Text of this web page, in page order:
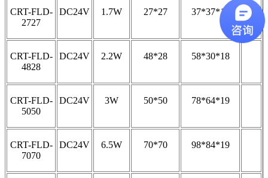
CRT-FLD-
2727
DC24V 1.7W 27*27 37*37*15
CRT-FLD-
4828
DC24V 2.2W 48*28 58*30*18
CRT-FLD-
5050
DC24V 3W 50*50 78*64*19
CRT-FLD-
7070
DC24V 6.5W 70*70 98*84*19